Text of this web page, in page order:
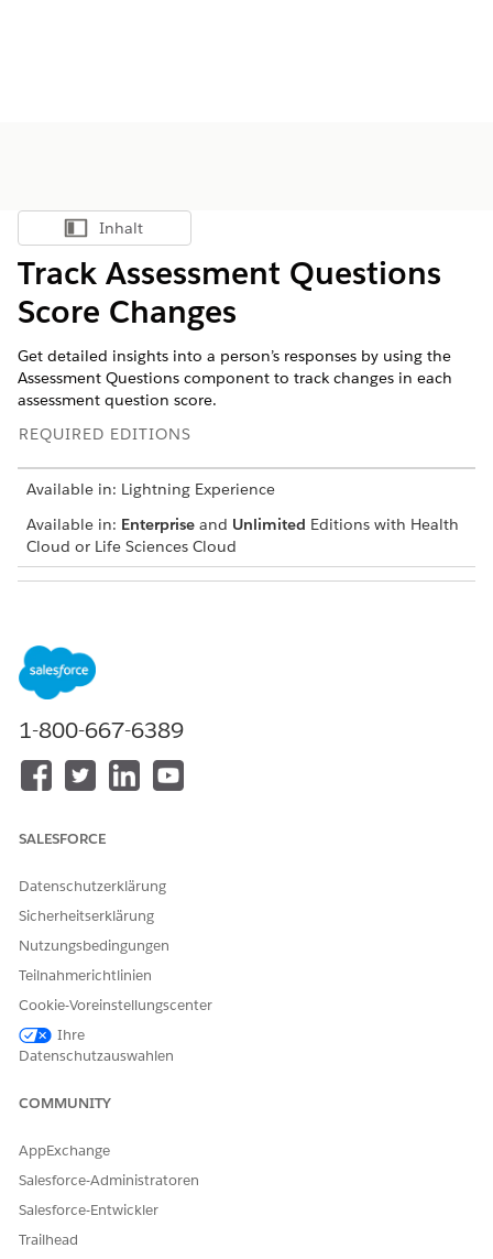
Inhalt anzeigen
Inhalt
Track Assessment Questions
Score Changes
Get detailed insights into a person’s responses by using the
Assessment Questions component to track changes in each
assessment question score.
REQUIRED EDITIONS
Available in: Lightning Experience
Available in: Enterprise and Unlimited Editions with Health
Cloud or Life Sciences Cloud
Open an assessment record and navigate to the
Assessment Questions component.
The component displays a list of assessment questions
with icons indicating score changes for each question.
the question scores for each assessment attempt
KONNTEN SIE IHR PROBLEM MITHILFE DIESES ARTIKELS
Geben Sie uns Feedback, damit wir uns verbessern können.
1-800-667-6389
SALESFORCE
Datenschutzerklärung
Sicherheitserklärung
Nutzungsbedingungen
Teilnahmerichtlinien
Cookie-Voreinstellungscenter
Ihre
Datenschutzauswahlen
COMMUNITY
AppExchange
Salesforce-Administratoren
Salesforce-Entwickler
Trailhead